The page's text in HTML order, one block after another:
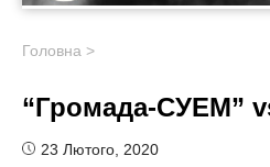
Головна >
“Громада-СУЕМ”
23 Лютого, 2020